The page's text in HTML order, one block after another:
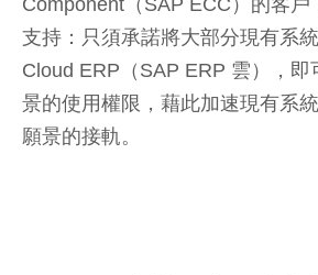
支持：只須承諾將大部分現有系
Cloud ERP（SAP ERP 雲），即
景的使用權限，藉此加速現有系
願景的接軌。